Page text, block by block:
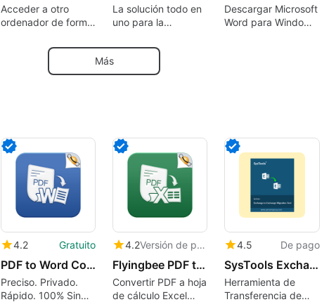
Acceder a otro
ordenador de forma
La solución todo en
uno para la
medios
Descargar Microsoft
Word para Windows:
Más
4.2 Gratuito
PDF to Word Converter
Preciso. Privado.
Rápido. 100% Sin
4.2 Versión de prueba
Flyingbee PDF to Excel Converter
Convertir PDF a hoja
de cálculo Excel
4.5 De pago
SysTools Exchange to Exchange Migration Tool
Herramienta de
Transferencia de